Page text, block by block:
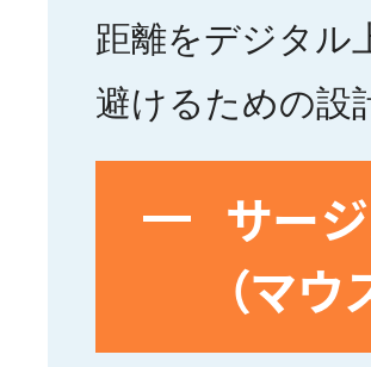
距離をデジタル
避けるための設
サー
（マ